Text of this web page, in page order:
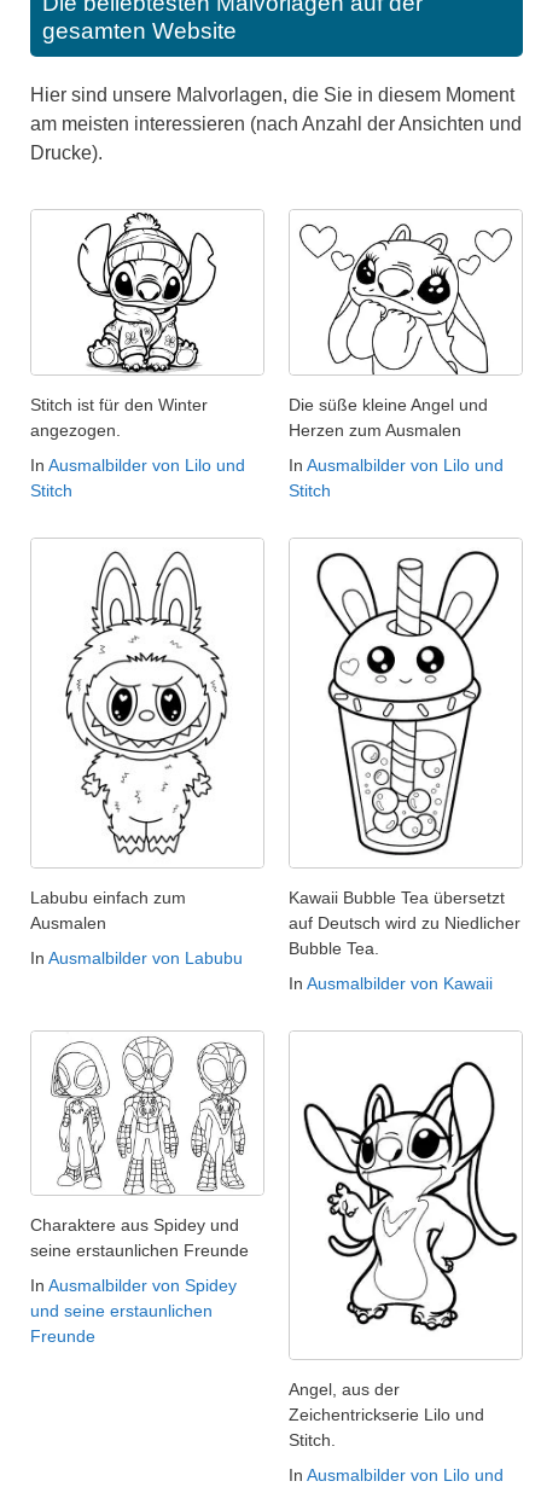
gesamten Website
Hier sind unsere Malvorlagen, die Sie in diesem Moment
am meisten interessieren (nach Anzahl der Ansichten und
Drucke).
Stitch ist für den Winter
angezogen.
In Ausmalbilder von Lilo und
Stitch
Die süße kleine Angel und
Herzen zum Ausmalen
In Ausmalbilder von Lilo und
Stitch
Labubu einfach zum
Ausmalen
In Ausmalbilder von Labubu
Kawaii Bubble Tea übersetzt
auf Deutsch wird zu Niedlicher
Bubble Tea.
In Ausmalbilder von Kawaii
Charaktere aus Spidey und
seine erstaunlichen Freunde
In Ausmalbilder von Spidey
und seine erstaunlichen
Freunde
Angel, aus der
Zeichentrickserie Lilo und
Stitch.
In Ausmalbilder von Lilo und